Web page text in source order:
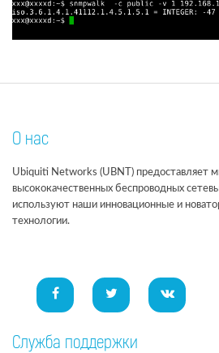
О нас
Ubiquiti Networks (UBNT) предоставляет
высококачественных беспроводных
используют наши инновационные и
технологии.
Служба поддержки